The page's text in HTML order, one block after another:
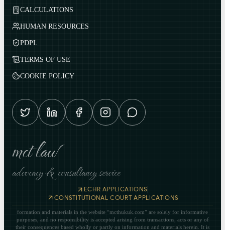
CALCULATIONS
HUMAN RESOURCES
PDPL
TERMS OF USE
COOKIE POLICY
mct law
advocacy & consultancy service
ECHR APPLICATIONS|
CONSTITUTIONAL COURT APPLICATIONS
formation and materials in the website “mcthukuk.com” are solely for informative
purposes, and no responsibility is accepted arising from transactions, acts or any of
their consequences based wholly or partly on information and materials herein. It is